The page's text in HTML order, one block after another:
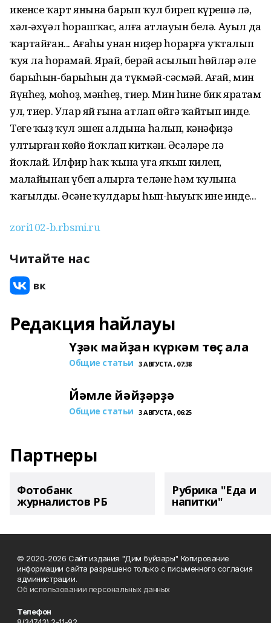
икенсе ҡарт янына барып ҡул биреп күрешә лә,
хәл-әхүәл һорашҡас, алға атлауын белә. Ауыл да
ҡартайған... Ағаһы унан ниҙер һорарға уҡталып
ҡуя ла һорамай. Ярай, берәй асылып һөйләр әле
барыһын-барыһын да түкмәй-сәсмәй. Ағай, мин
йүнһеҙ, моңһоҙ, мәнһеҙ, тиер. Мин һине бик яратам
ул, тиер. Улар яй ғына атлап өйгә ҡайтып инде.
Теге ҡыҙ ҡул эшен алдына һалып, кәнәфиҙә
ултырған көйө йоҡлап киткән. Әсәләре лә
йоҡлай. Илфир һаҡ ҡына уға яҡын килеп,
маңлайынан үбеп алырға теләне һәм ҡулына
ҡағылды. Әсәнең ҡулдары һып-һыуыҡ ине инде...
zori102-b.rbsmi.ru
Читайте нас
Редакция һайлауы
Үҙәк майҙан күркәм төҫ ала
Общие статьи 3 АВГУСТА , 07:38
Йәмле йәйҙәрҙә
Общие статьи 3 АВГУСТА , 06:25
Партнеры
Фотобанк
журналистов РБ
Рубрика "Еда и
напитки"
© 2020-2026 Сайт издания "Дим буйзары" Копирование
информации сайта разрешено только с письменного согласия
администрации.
Об использовании персональных данных
Телефон